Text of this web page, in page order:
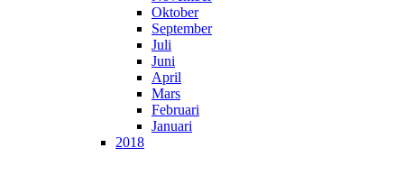
Oktober
September
Juli
Juni
April
Mars
Februari
Januari
2018